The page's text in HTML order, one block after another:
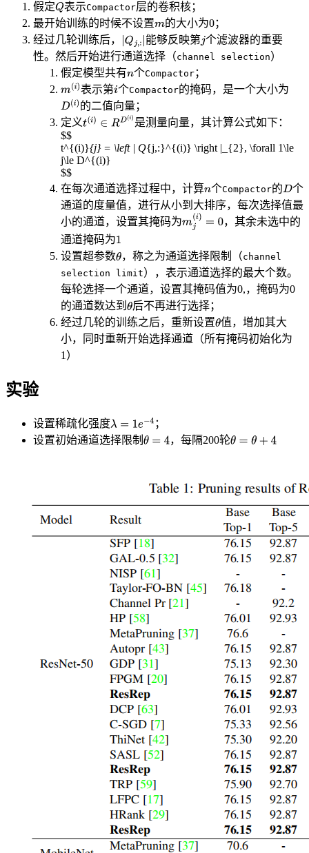
假定 表示Compactor层的卷积核；
最开始训练的时候不设置
的大小为 ；
经过几轮训练后，
能够反映第 个滤波器的重要
性。然后开始进行通道选择（channel selection）
假定模型共有
个Compactor；
表示第 个Compactor的掩码，是一个大小为
的二值向量；
定义
是测量向量，其计算公式如下：
$$
t^{(i)}{j} = \left | Q{j,:}^{(i)} \right |_{2}, \forall 1\le
j\le D^{(i)}
$$
在每次通道选择过程中，计算 个Compactor的
个
通道的度量值，进行从小到大排序，每次选择值最
小的通道，设置其掩码为
，其余未选中的
通道掩码为
设置超参数 ，称之为通道选择限制（channel
selection limit），表示通道选择的最大个数。
每轮选择一个通道，设置其掩码值为0,，掩码为0
的通道数达到
后不再进行选择；
经过几轮的训练之后，重新设置 值，增加其大
小，同时重新开始选择通道（所有掩码初始化为
1）
实验
设置稀疏化强度
；
设置初始通道选择限制
，每隔200轮